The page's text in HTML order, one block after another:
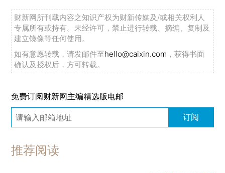
财新网所刊载内容之知识产权为财新传媒及/或相关权利人
专属所有或持有。未经许可，禁止进行转载、摘编、复制及
建立镜像等任何使用。
如有意愿转载，请发邮件至hello@caixin.com ，获得书面
确认及授权后，方可转载。
免费订阅财新网主编精选版电邮
订阅
推荐阅读